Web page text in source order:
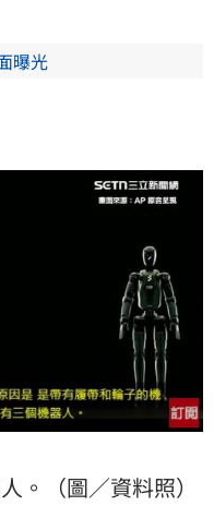
曝光
。（圖／資料照）